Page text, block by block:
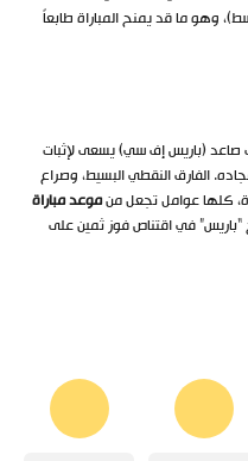
المتوسط)، وهو ما قد يمنح المباراة طابعاً
صاعد (باريس إف سي) يسعى لإثبات
الفارق النقطي البسيط، وصراع
موعد مباراة
في اقتناص فوز ثمين على